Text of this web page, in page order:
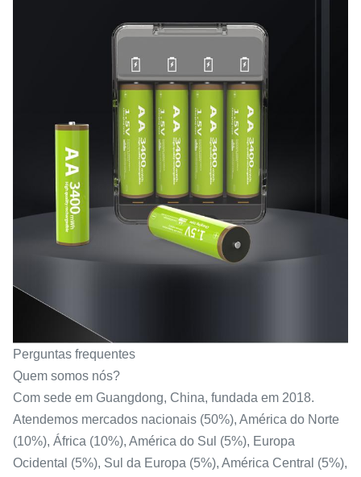
Perguntas frequentes
Quem somos nós?
Com sede em Guangdong, China, fundada em 2018.
Atendemos mercados nacionais (50%), América do Norte
(10%), África (10%), América do Sul (5%), Europa
Ocidental (5%), Sul da Europa (5%), América Central (5%),